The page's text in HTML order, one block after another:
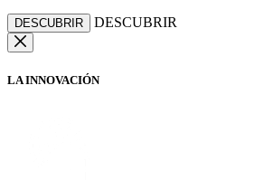
DESCUBRIR DESCUBRIR
LA INNOVACIÓN